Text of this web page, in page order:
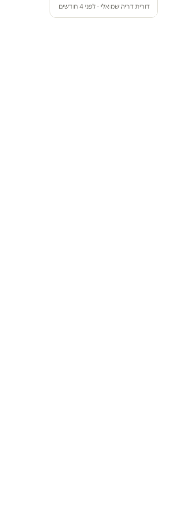
דורית דריה שמואלי · לפני 4 חודשים